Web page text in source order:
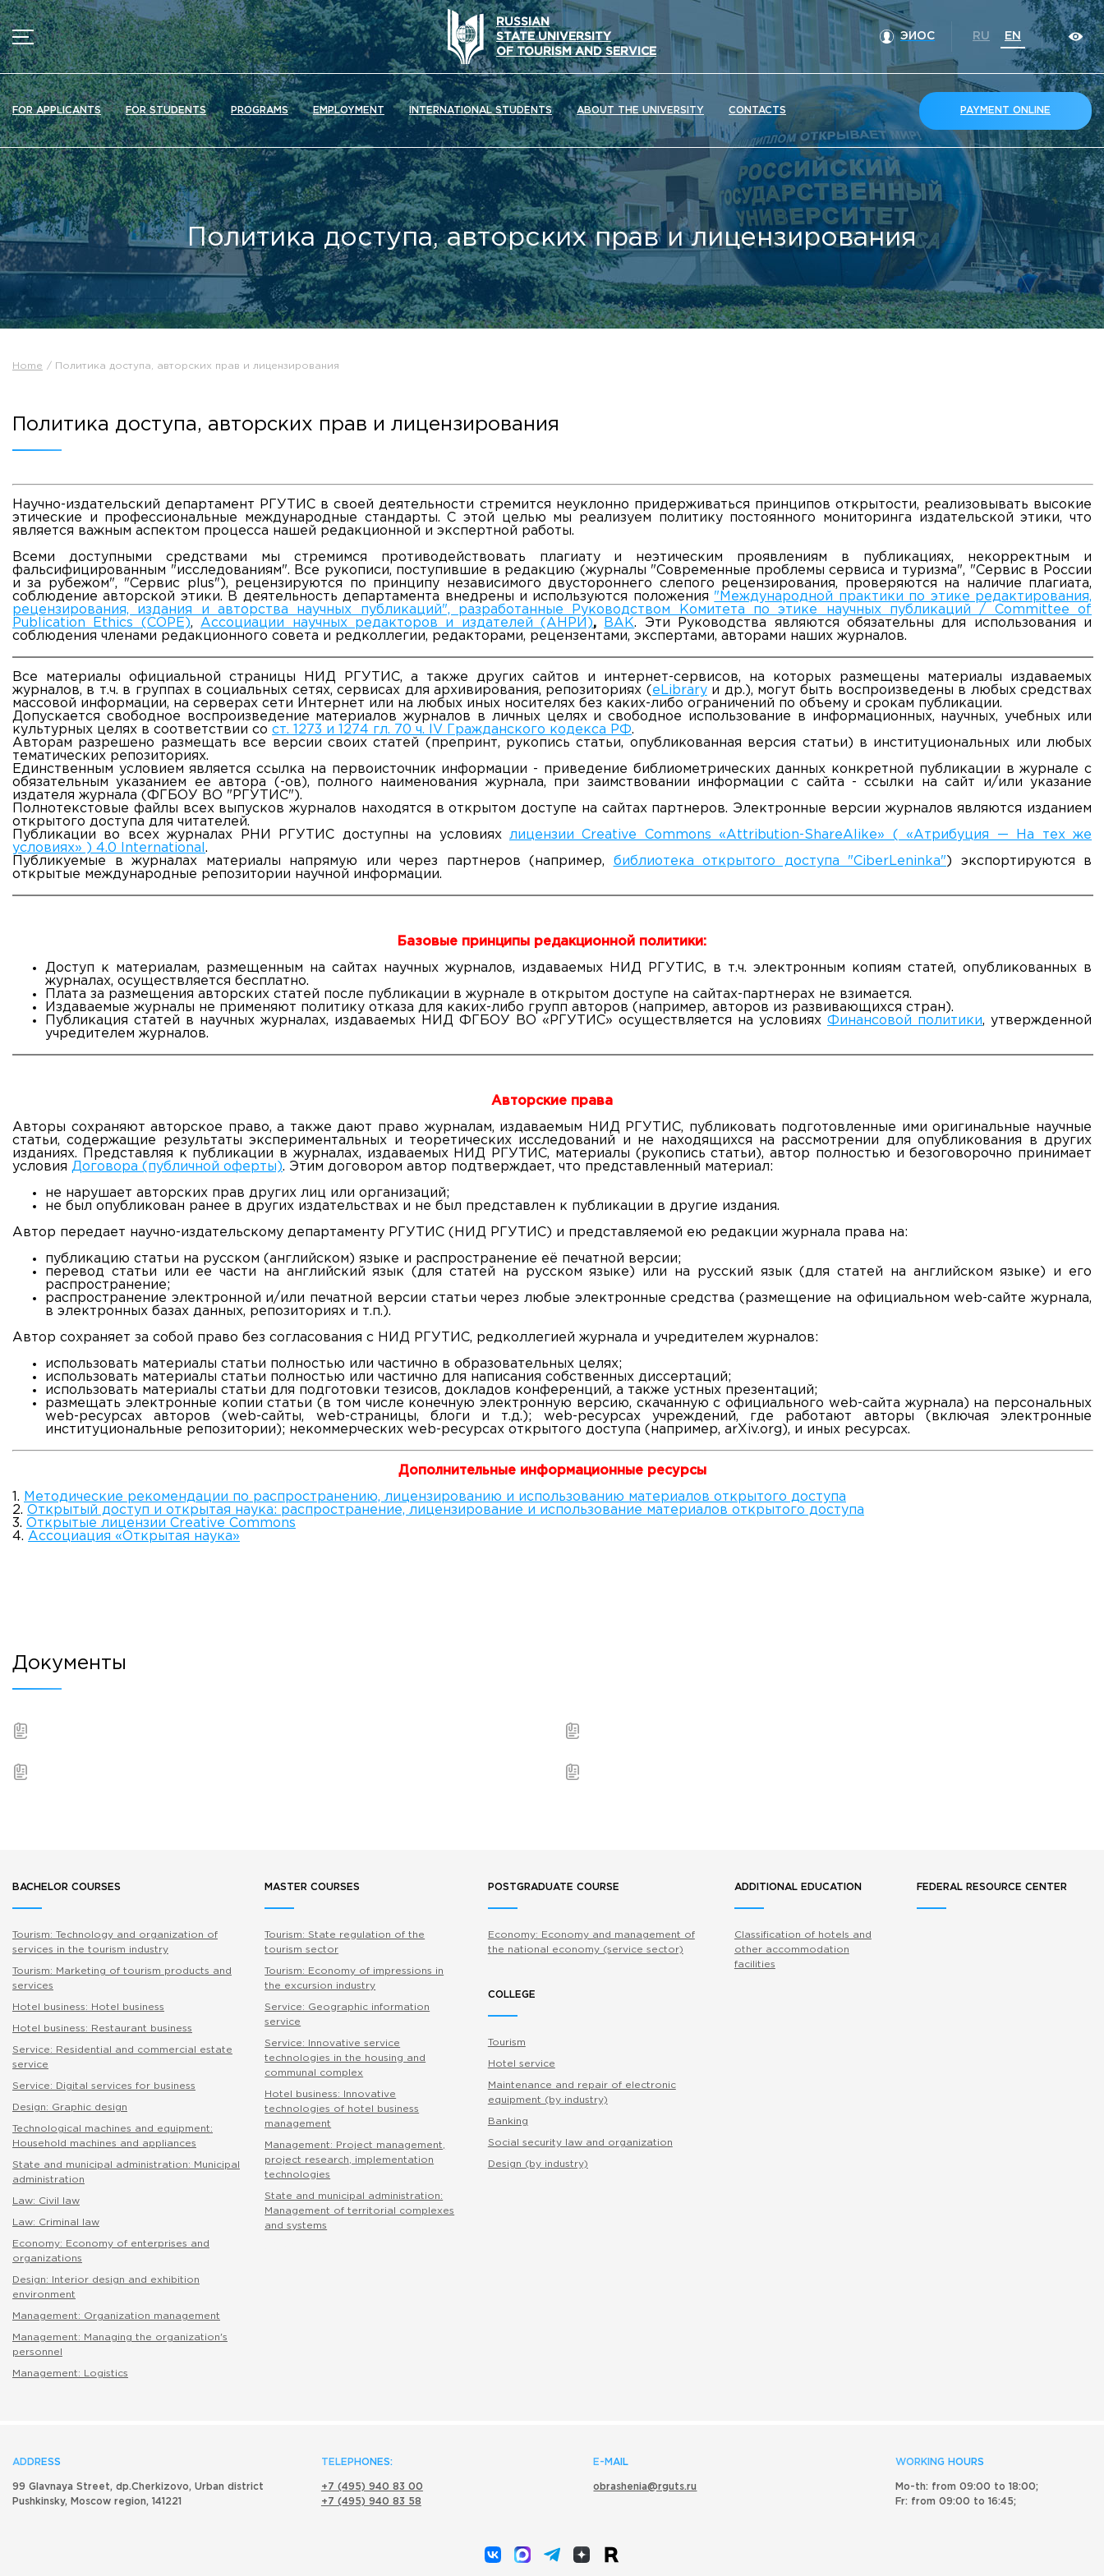
RUSSIAN
STATE UNIVERSITY
OF TOURISM AND SERVICE
ЭИОС RU EN
FOR APPLICANTS FOR STUDENTS PROGRAMS EMPLOYMENT INTERNATIONAL STUDENTS ABOUT THE UNIVERSITY CONTACTS PAYMENT ONLINE
MENU
News
Ads
Documents
Information about educational organization
Officially about admission
Scientific activity
Higher schools / Institutes / Departments
Additional education
Федеральный ресурсный центр
Вакантные места для приема (перевода)
Housing and utilities
Olympiads
Политика доступа, авторских прав и лицензирования
Сервис «Поступление в вуз онлайн»
Единое окно поддержки молодых семей»
Комната матери и ребенка
Corporate Identity
ORDER A CALLBACK
ADDRESS
99 Glavnaya Street, dp.Cherkizovo, Urban district Pushkinsky, Moscow region, 141221
TELEPHONES:
+7 (495) 940 83 00
+7 (495) 940 83 58
E-MAIL
obrashenia@rguts.ru
Политика доступа, авторских прав и лицензирования
Home Политика доступа, авторских прав и лицензирования
Политика доступа, авторских прав и лицензирования
Научно-издательский департамент РГУТИС в своей деятельности стремится неуклонно придерживаться принципов открытости, реализовывать высокие
этические и профессиональные международные стандарты. С этой целью мы реализуем политику постоянного мониторинга издательской этики, что
является важным аспектом процесса нашей редакционной и экспертной работы.
Всеми доступными средствами мы стремимся противодействовать плагиату и неэтическим проявлениям в публикациях, некорректным и
фальсифицированным "исследованиям". Все рукописи, поступившие в редакцию (журналы "Современные проблемы сервиса и туризма", "Сервис в России
и за рубежом", "Сервис plus"), рецензируются по принципу независимого двустороннего слепого рецензирования, проверяются на наличие плагиата,
соблюдение авторской этики. В деятельность департамента внедрены и используются положения "Международной практики по этике редактирования,
рецензирования, издания и авторства научных публикаций", разработанные Руководством Комитета по этике научных публикаций / Committee of
Publication Ethics (COPE),Ассоциации научных редакторов и издателей (АНРИ), ВАК. Эти Руководства являются обязательны для использования и
соблюдения членами редакционного совета и редколлегии, редакторами, рецензентами, экспертами, авторами наших журналов.
Все материалы официальной страницы НИД РГУТИС, а также других сайтов и интернет-сервисов, на которых размещены материалы издаваемых
журналов, в т.ч. в группах в социальных сетях, сервисах для архивирования, репозиториях ( eLibraryи др.), могут быть воспроизведены в любых средствах
массовой информации, на серверах сети Интернет или на любых иных носителях без каких-либо ограничений по объему и срокам публикации.
Допускается свободное воспроизведение материалов журналов в личных целях и свободное использование в информационных, научных, учебных или
культурных целях в соответствии со ст. 1273 и 1274 гл. 70 ч. IV Гражданского кодекса РФ.
Авторам разрешено размещать все версии своих статей (препринт, рукопись статьи, опубликованная версия статьи) в институциональных или любых
тематических репозиториях.
Единственным условием является ссылка на первоисточник информации - приведение библиометрических данных конкретной публикации в журнале с
обязательным указанием ее автора (-ов), полного наименования журнала, при заимствовании информации с сайта - ссылки на сайт и/или указание
издателя журнала (ФГБОУ ВО "РГУТИС").
Полнотекстовые файлы всех выпусков журналов находятся в открытом доступе на сайтах партнеров. Электронные версии журналов являются изданием
открытого доступа для читателей.
Публикации во всех журналах РНИ РГУТИС доступны на условиях лицензии Creative Commons «Attribution-ShareAlike» ( «Атрибуция — На тех же
условиях» ) 4.0 International .
Публикуемые в журналах материалы напрямую или через партнеров (например, библиотека открытого доступа "CiberLeninka" ) экспортируются в
открытые международные репозитории научной информации.
Базовые принципы редакционной политики:
Доступ к материалам, размещенным на сайтах научных журналов, издаваемых НИД РГУТИС, в т.ч. электронным копиям статей, опубликованных в
журналах, осуществляется бесплатно.
Плата за размещения авторских статей после публикации в журнале в открытом доступе на сайтах-партнерах не взимается.
Издаваемые журналы не применяют политику отказа для каких-либо групп авторов (например, авторов из развивающихся стран).
Публикация статей в научных журналах, издаваемых НИД ФГБОУ ВО «РГУТИС» осуществляется на условиях Финансовой политики, утвержденной
учредителем журналов.
Авторские права
Авторы сохраняют авторское право, а также дают право журналам, издаваемым НИД РГУТИС, публиковать подготовленные ими оригинальные научные
статьи, содержащие результаты экспериментальных и теоретических исследований и не находящихся на рассмотрении для опубликования в других
изданиях. Представляя к публикации в журналах, издаваемых НИД РГУТИС, материалы (рукопись статьи), автор полностью и безоговорочно принимает
условия Договора (публичной оферты). Этим договором автор подтверждает, что представленный материал:
не нарушает авторских прав других лиц или организаций;
не был опубликован ранее в других издательствах и не был представлен к публикации в другие издания.
Автор передает научно-издательскому департаменту РГУТИС (НИД РГУТИС) и представляемой ею редакции журнала права на:
публикацию статьи на русском (английском) языке и распространение её печатной версии;
перевод статьи или ее части на английский язык (для статей на русском языке) или на русский язык (для статей на английском языке) и его
распространение;
распространение электронной и/или печатной версии статьи через любые электронные средства (размещение на официальном web-сайте журнала,
в электронных базах данных, репозиториях и т.п.).
Автор сохраняет за собой право без согласования с НИД РГУТИС, редколлегией журнала и учредителем журналов:
использовать материалы статьи полностью или частично в образовательных целях;
использовать материалы статьи полностью или частично для написания собственных диссертаций;
использовать материалы статьи для подготовки тезисов, докладов конференций, а также устных презентаций;
размещать электронные копии статьи (в том числе конечную электронную версию, скачанную с официального web-сайта журнала) на персональных
web-ресурсах авторов (web-сайты, web-страницы, блоги и т.д.); web-ресурсах учреждений, где работают авторы (включая электронные
институциональные репозитории); некоммерческих web-ресурсах открытого доступа (например, arXiv.org), и иных ресурсах.
Дополнительные информационные ресурсы
1. Методические рекомендации по распространению, лицензированию и использованию материалов открытого доступа
2. Открытый доступ и открытая наука: распространение, лицензирование и использование материалов открытого доступа
3. Открытые лицензии Creative Commons
4. Ассоциация «Открытая наука»
Документы
BACHELOR COURSES
Tourism: Technology and organization of
services in the tourism industry
Tourism: Marketing of tourism products and
services
Hotel business: Hotel business
Hotel business: Restaurant business
Service: Residential and commercial estate
service
Service: Digital services for business
Design: Graphic design
Technological machines and equipment:
Household machines and appliances
State and municipal administration: Municipal
administration
Law: Civil law
Law: Criminal law
Economy: Economy of enterprises and
organizations
Design: Interior design and exhibition
environment
Management: Organization management
Management: Managing the organization's
personnel
Management: Logistics
MASTER COURSES
Tourism: State regulation of the
tourism sector
Tourism: Economy of impressions in
the excursion industry
Service: Geographic information
service
Service: Innovative service
technologies in the housing and
communal complex
Hotel business: Innovative
technologies of hotel business
management
Management: Project management,
project research, implementation
technologies
State and municipal administration:
Management of territorial complexes
and systems
POSTGRADUATE COURSE
Economy: Economy and management of
the national economy (service sector)
COLLEGE
Tourism
Hotel service
Maintenance and repair of electronic
equipment (by industry)
Banking
Social security law and organization
Design (by industry)
ADDITIONAL EDUCATION
Classification of hotels and
other accommodation
facilities
FEDERAL RESOURCE CENTER
ADDRESS
99 Glavnaya Street, dp.Cherkizovo, Urban district
Pushkinsky, Moscow region, 141221
TELEPHONES:
+7 (495) 940 83 00
+7 (495) 940 83 58
E-MAIL
obrashenia@rguts.ru
WORKING HOURS
Mo-th: from 09:00 to 18:00;
Fr: from 09:00 to 16:45;